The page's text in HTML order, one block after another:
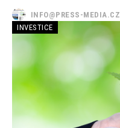
INFO@PRESS-MEDIA.CZ
INVESTICE